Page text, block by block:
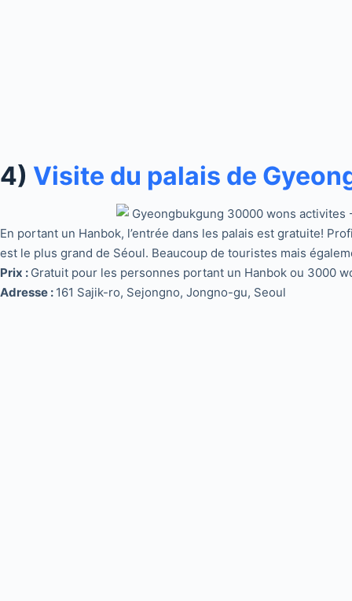
4) Visite du palais de
En portant un Hanbok, l’entrée dans les palais est gratuite!
est le plus grand de Séoul. Beaucoup de touristes mais
Prix : Gratuit pour les personnes portant un Hanbok ou 3000
Adresse : 161 Sajik-ro, Sejongno, Jongno-gu, Seoul